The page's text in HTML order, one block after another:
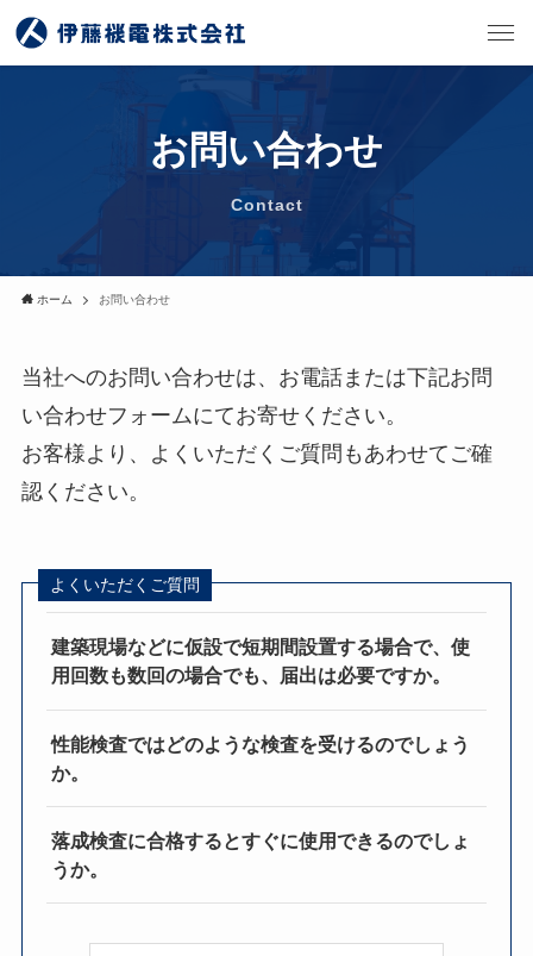
お問い合わせ
Contact
ホーム お問い合わせ
当社へのお問い合わせは、お電話または下記お問
い合わせフォームにてお寄せください。
お客様より、よくいただくご質問もあわせてご確
認ください。
よくいただくご質問
建築現場などに仮設で短期間設置する場合で、使
用回数も数回の場合でも、届出は必要ですか。
性能検査ではどのような検査を受けるのでしょう
か。
落成検査に合格するとすぐに使用できるのでしょ
うか。